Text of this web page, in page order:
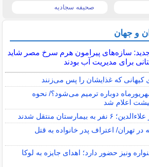
صحیفه سجادیه
و جهان
سازه‌های پیرامون هرم سرخ مصر شاید
برای مدیریت آب بودند
کیهانی که غذایشان را پس می‌زنند
دوباره ترمیم می‌شود؟/ نحوه
اعلام شد
منتقل شدند
زن ۴۵ ساله در تهران/ اعتراف پدر خانواده به قتل
ونیز حضور دارد؛ اهدای جایزه به لوکا